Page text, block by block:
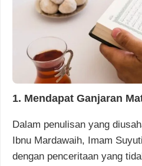
1. Mendapat Ganjaran
Dalam penulisan yang
Ibnu Mardawaih, Imam
dengan penceritaan yang